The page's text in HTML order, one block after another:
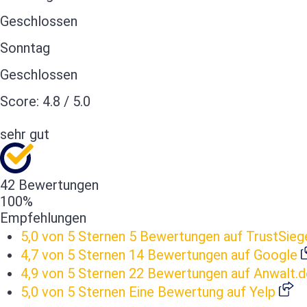
Geschlossen
Sonntag
Geschlossen
Score: 4.8 / 5.0
sehr gut
42 Bewertungen
100%
Empfehlungen
5,0 von 5 Sternen 5 Bewertungen auf
4,7 von 5 Sternen 14 Bewertungen auf Google
4,9 von 5 Sternen 22 Bewertungen auf
5,0 von 5 Sternen Eine Bewertung auf Yelp